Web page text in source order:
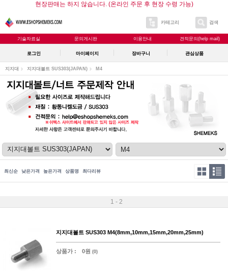
현장판매는 하지 않습니다. (온라인 주문 후 현장 수령 가능)
카테고리 검색
기술자료실 문의게시판 이용안내 견적문의(help mail)
로그인 마이페이지 장바구니 관심상품
지지대 지지대볼트 SUS303(JAPAN) M4
최신순 낮은가격 높은가격 상품명 최다리뷰
1 - 2
지지대볼트 SUS303 M4(8mm,10mm,15mm,20mm,25mm)
상품가 : 0원 (0)